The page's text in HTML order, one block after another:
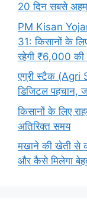
20 दिन सबसे अहम
PM Kisan
31: किसानों के
रहेगी ₹6,000 की
एग्री स्टैक (Agri
डिजिटल पहचान,
किसानों के लिए
अतिरिक्त समय
मखाने की खेती से
और कैसे मिलेगा